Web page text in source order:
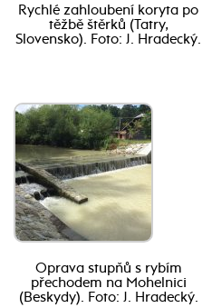
Rychlé zahloubení koryta po
těžbě štěrků (Tatry,
Slovensko). Foto: J. Hradecký.
Oprava stupňů s rybím
přechodem na Mohelnici
(Beskydy). Foto: J. Hradecký.